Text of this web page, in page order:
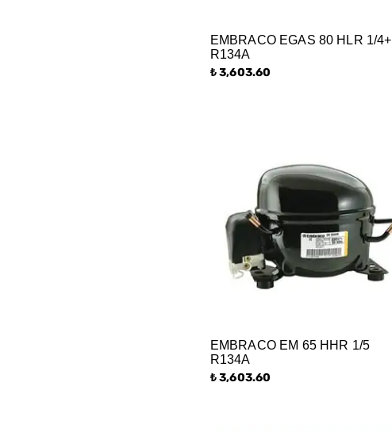
EMBRACO EGAS 80 HLR 1/4+
R134A
₺ 3,603.60
EMBRACO EM 65 HHR 1/5
R134A
₺ 3,603.60